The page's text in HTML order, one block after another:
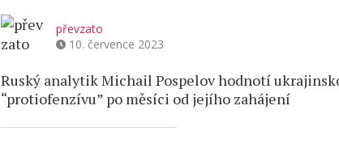
převzato
10. července 2023
Ruský analytik Michail Pospelov hodnotí
“protiofenzívu” po měsíci od jejího zahájení